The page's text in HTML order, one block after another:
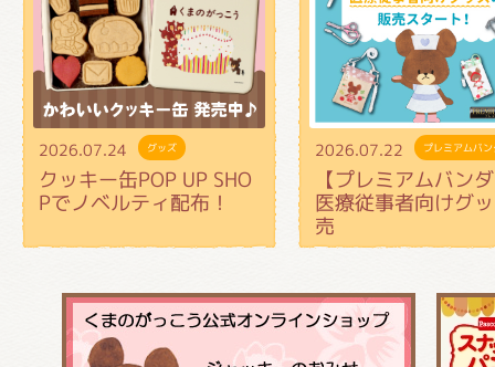
2026.07.24 グッズ
クッキー缶POP UP SHO
Pでノベルティ配布！
2026.07.22 プレミアムバ
【プレミアムバン
医療従事者向けグ
売